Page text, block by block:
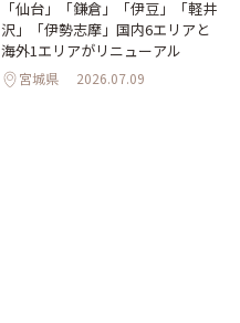
「仙台」「鎌倉」「伊豆」「軽井
沢」「伊勢志摩」国内6エリアと
海外1エリアがリニューアル
宮城県 2026.07.09